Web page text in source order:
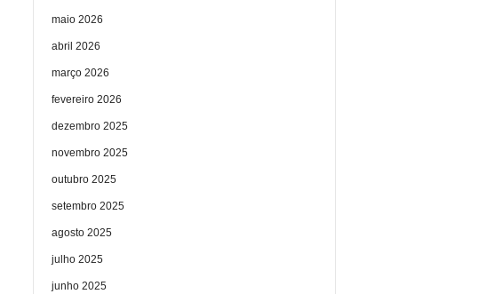
maio 2026
abril 2026
março 2026
fevereiro 2026
dezembro 2025
novembro 2025
outubro 2025
setembro 2025
agosto 2025
julho 2025
junho 2025